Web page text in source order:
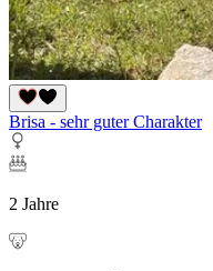
Brisa - sehr guter Charakter
2 Jahre